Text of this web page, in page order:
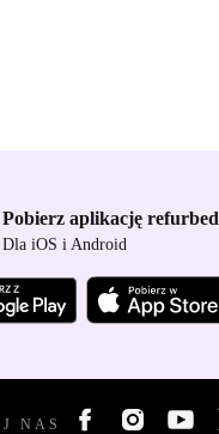
Pobierz aplikację refurbed
Dla iOS i Android
NAS